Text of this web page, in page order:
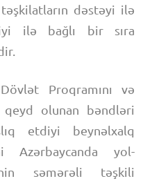
dəstəyi ilə
ilə bağlı bir sıra
Proqramını və
qeyd olunan bəndləri
etdiyi beynəlxalq
Azərbaycanda yol-
səmərəli təşkili